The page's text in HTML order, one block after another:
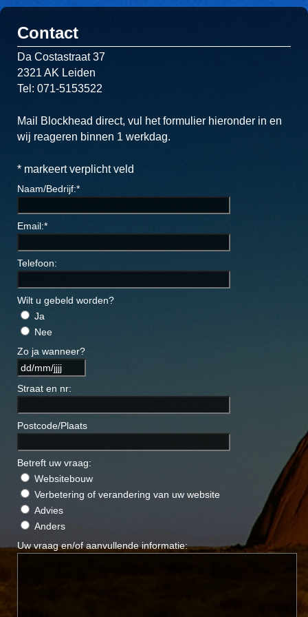
Contact
Da Costastraat 37
2321 AK Leiden
Tel: 071-5153522
Mail Blockhead direct, vul het formulier hieronder in en
wij reageren binnen 1 werkdag.
* markeert verplicht veld
Naam/Bedrijf:*
Email:*
Telefoon:
Wilt u gebeld worden?
Ja
Nee
Zo ja wanneer?
Straat en nr:
Postcode/Plaats
Betreft uw vraag:
Websitebouw
Verbetering of verandering van uw website
Advies
Anders
Uw vraag en/of aanvullende informatie: